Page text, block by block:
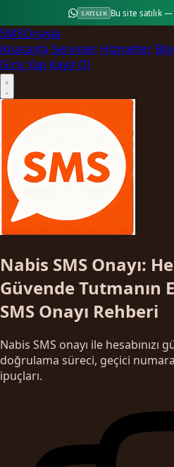
SATILIK Bu site satılık
SMSOnayla
Anasayfa Servisler Hizmetler
Giriş Yap Kayıt Ol
Nabis SMS Onayı:
Güvende Tutmanın
SMS Onayı Rehberi
Nabis SMS onayı ile hesabınızı
doğrulama süreci, geçici
ipuçları.